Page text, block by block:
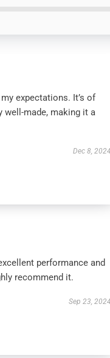
expectations. It’s of
well-made, making it a
Dec 8, 2024
performance and
recommend it.
Sep 23, 2024